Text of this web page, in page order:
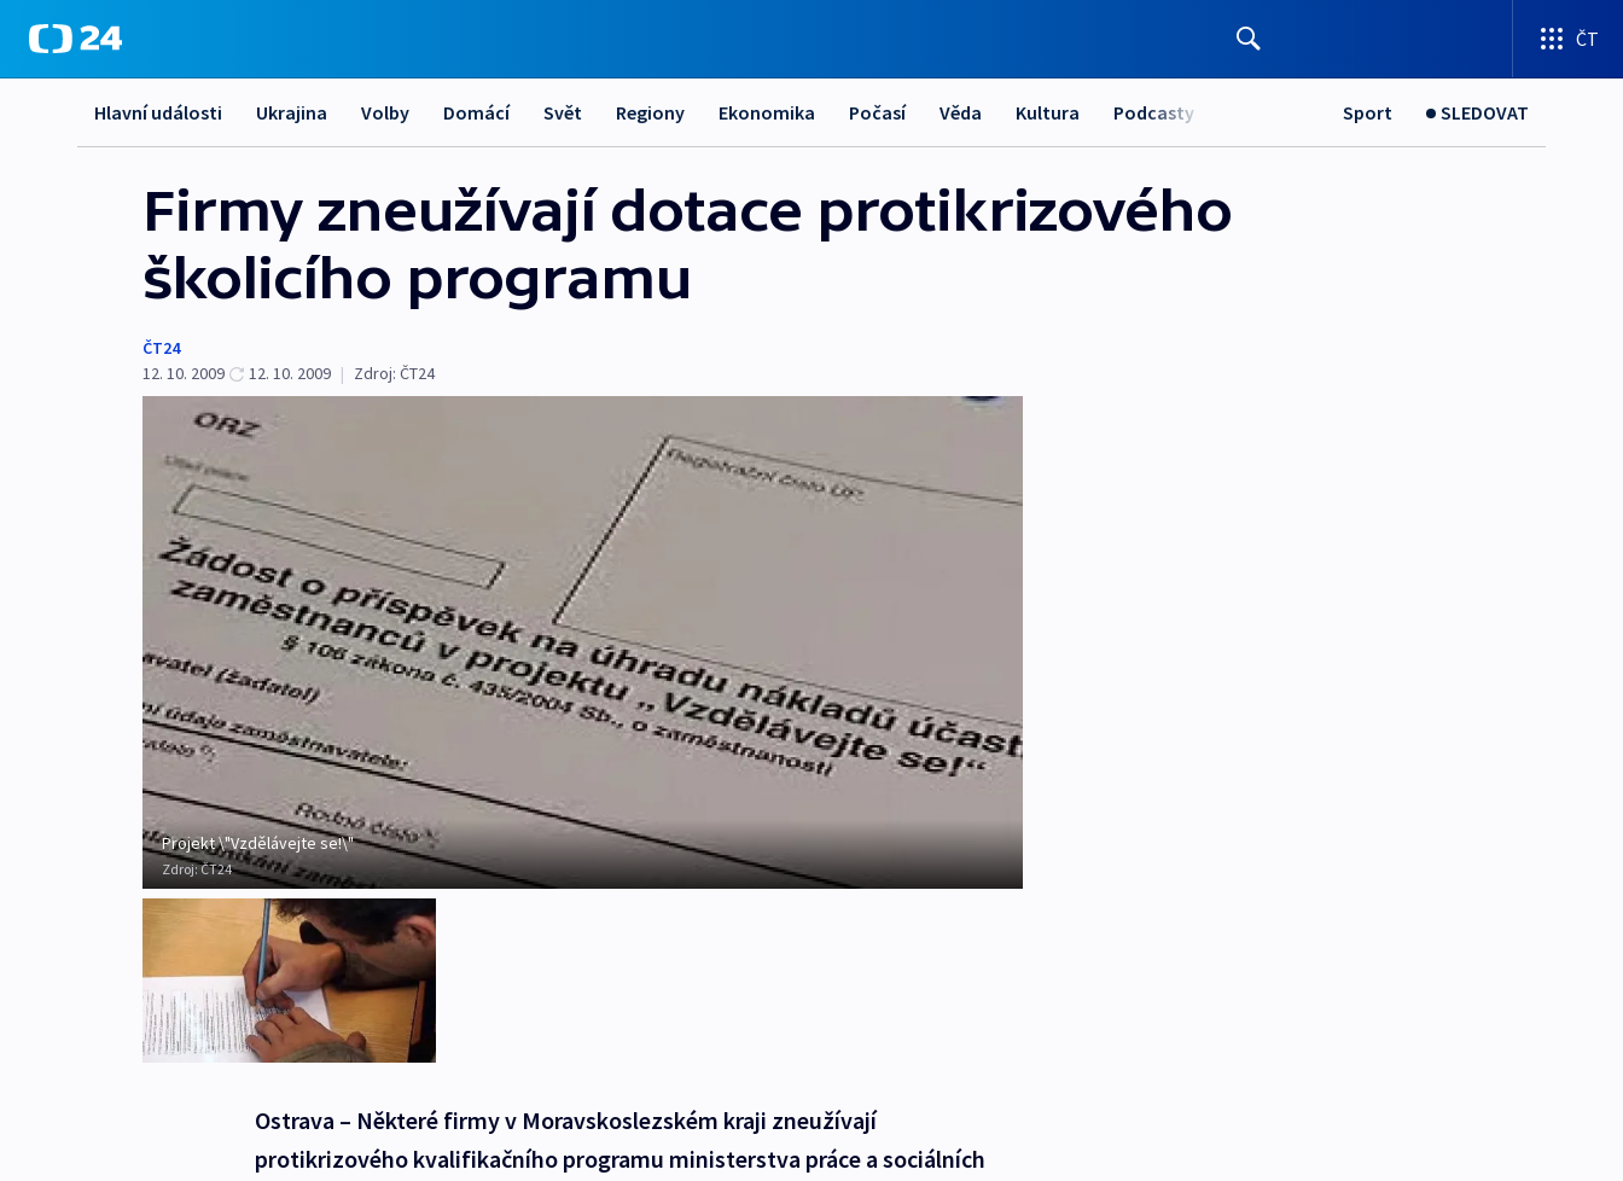
ČT
Hlavní události Ukrajina Volby Domácí Svět Regiony Ekonomika Počasí Věda Kultura Podcasty Sport SLEDOVAT
Firmy zneužívají dotace protikrizového
školicího programu
ČT24
12. 10. 2009
12. 10. 2009 | Zdroj: ČT24
Projekt \"Vzdělávejte se!\"
Zdroj:ČT24
Ostrava – Některé firmy v Moravskoslezském kraji zneužívají
protikrizového kvalifikačního programu ministerstva práce a sociálních